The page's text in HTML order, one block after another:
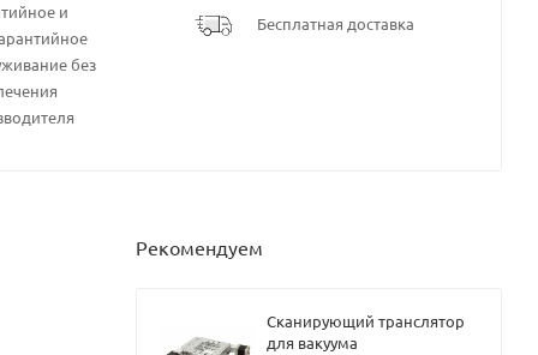
и
без
Бесплатная доставка
Рекомендуем
Сканирующий транслятор
для вакуума